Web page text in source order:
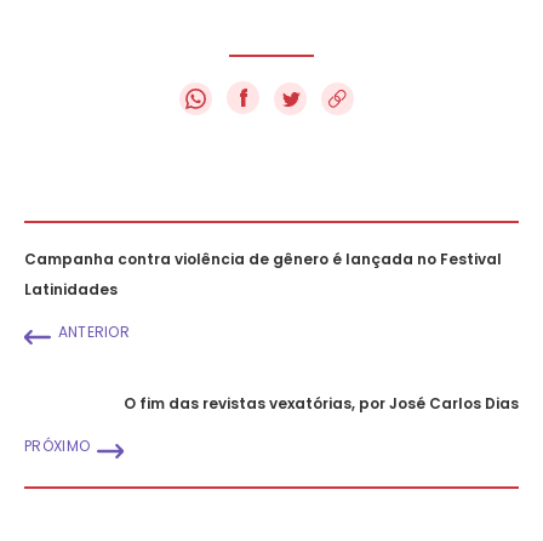
f
Campanha contra violência de gênero é lançada no Festival
Latinidades
ANTERIOR
O fim das revistas vexatórias, por José Carlos Dias
PRÓXIMO